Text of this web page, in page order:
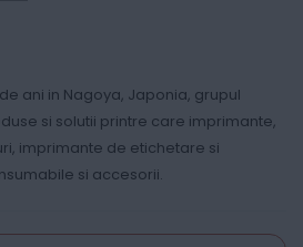
ani in Nagoya, Japonia, grupul
si solutii printre care imprimante,
imprimante de etichetare si
si accesorii.